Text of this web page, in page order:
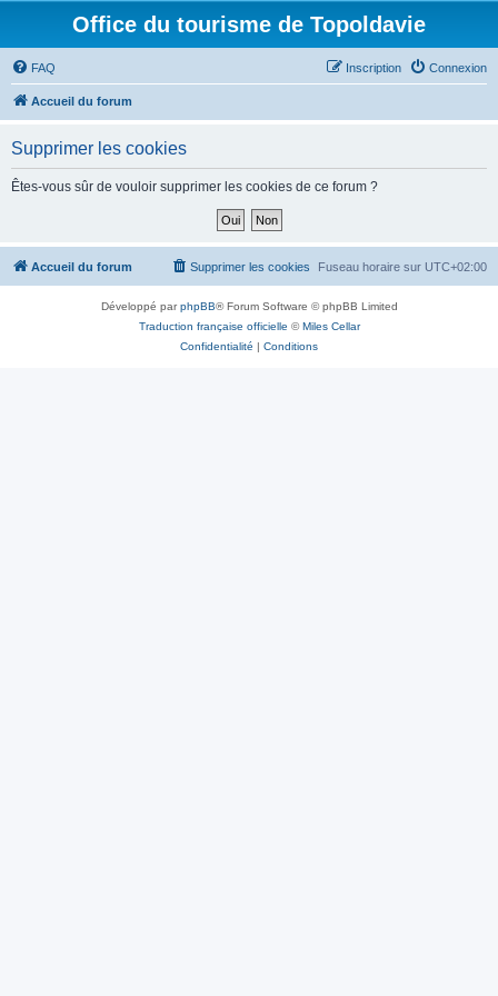
Office du tourisme de Topoldavie
FAQ Connexion
Inscription
Accueil du forum
Supprimer les cookies
Êtes-vous sûr de vouloir supprimer les cookies de ce forum ?
Accueil du forum Fuseau horaire sur UTC+02:00
Supprimer les cookies
Développé parphpBB® Forum Software © phpBB Limited
Traduction française officielle ©Miles Cellar
Confidentialité | Conditions